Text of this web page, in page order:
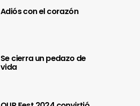
Adiós con el corazón
Se cierra un pedazo de
vida